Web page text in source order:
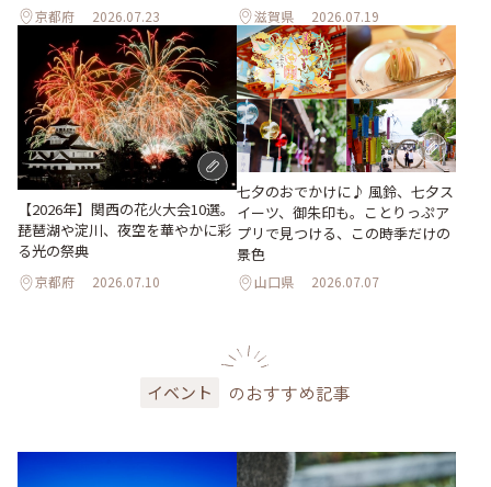
京都府 2026.07.23 滋賀県 2026.07.19
【2026年】関西の花火大会10選。
琵琶湖や淀川、夜空を華やかに彩
る光の祭典
京都府 2026.07.10
七夕のおでかけに♪ 風鈴、七夕ス
イーツ、御朱印も。ことりっぷア
プリで見つける、この時季だけの
景色
山口県 2026.07.07
イベント のおすすめ記事